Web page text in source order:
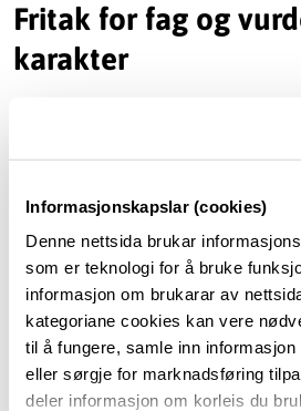
Informasjonskapslar (cookies)
Denne nettsida brukar
som er teknologi for å bruke
informasjon om brukarar av
kategoriane cookies kan vere
til å fungere, samle inn
eller sørgje for marknadsføring
deler informasjon om korleis du
Fritak for fag og
karakter
Rektor kan, etter søknad og
frita elevar frå fag som
dersom eleven har bestått
omfattande opplæring i
frita elevar frå vurdering
sidemål, i samsvar med
Opplæringslova.
frita elevar frå